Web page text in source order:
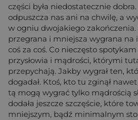
części była niedostatecznie
odpuszcza nas ani na chwilę, a
w ogniu dwojakiego zakończenia.
przegrana i mniejsza wygrana na
coś za coś. Co nieczęsto
przysłowia i mądrości, którymi
przepychają. Jakby wygrał ten,
dogadał. Ktoś, kto tu zginął
tą mogą wygrać tylko mądrością
dodała jeszcze szczęście, które
mniejszym, bądź minimalnym